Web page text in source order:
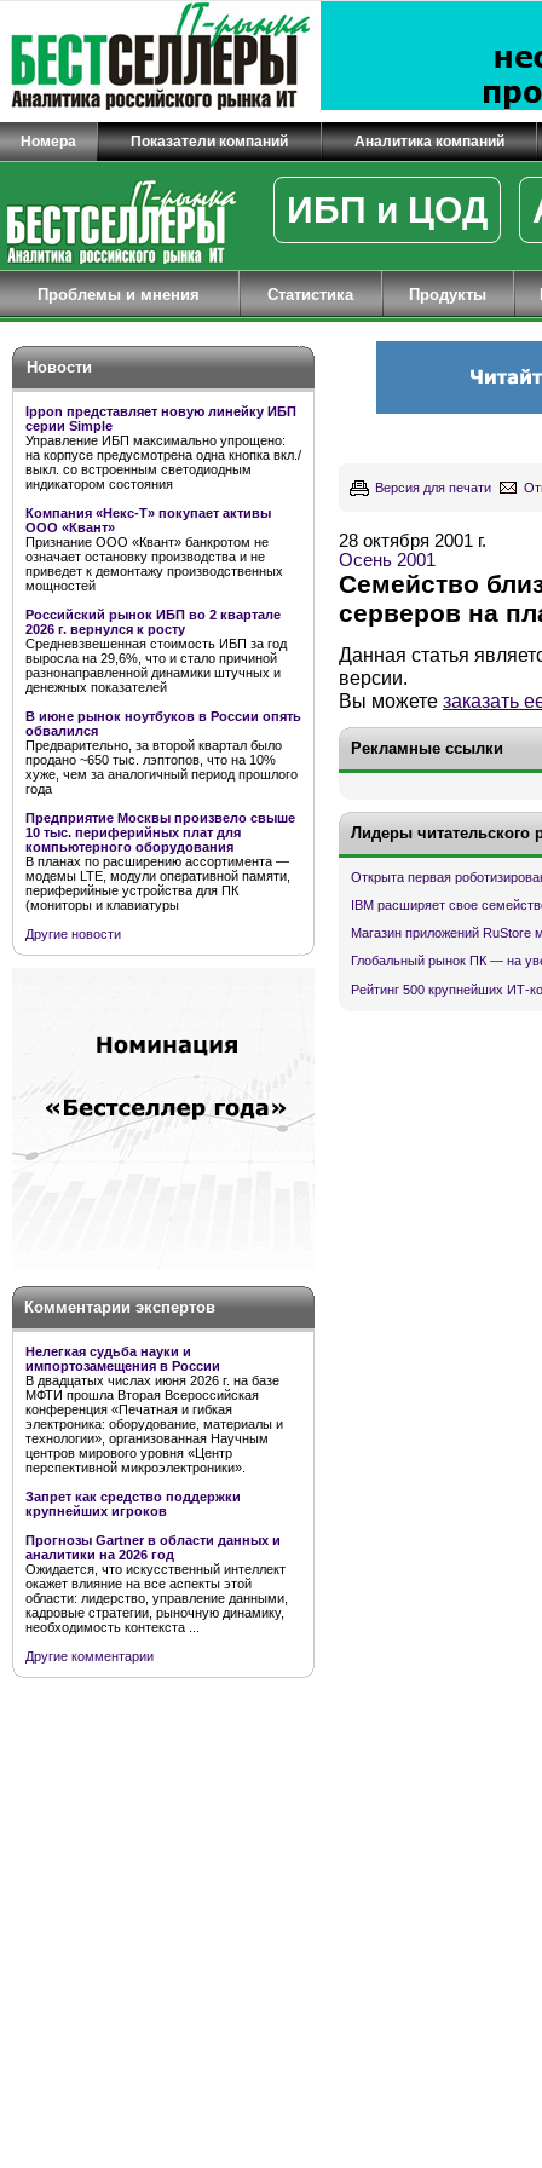
Номера Показатели компаний Аналитика компаний
ИБП и ЦОД
Проблемы и мнения Статистика Продукты
Новости
Ippon представляет новую линейку ИБП
серии Simple
Управление ИБП максимально упрощено:
на корпусе предусмотрена одна кнопка вкл./
выкл. со встроенным светодиодным
индикатором состояния
Компания «Некс-Т» покупает активы
ООО «Квант»
Признание ООО «Квант» банкротом не
означает остановку производства и не
приведет к демонтажу производственных
мощностей
Российский рынок ИБП во 2 квартале
2026 г. вернулся к росту
Средневзвешенная стоимость ИБП за год
выросла на 29,6%, что и стало причиной
разнонаправленной динамики штучных и
денежных показателей
В июне рынок ноутбуков в России опять
обвалился
Предварительно, за второй квартал было
продано ~650 тыс. лэптопов, что на 10%
хуже, чем за аналогичный период прошлого
года
Предприятие Москвы произвело свыше
10 тыс. периферийных плат для
компьютерного оборудования
В планах по расширению ассортимента —
модемы LTE, модули оперативной памяти,
периферийные устройства для ПК
(мониторы и клавиатуры
Другие новости
Комментарии экспертов
Нелегкая судьба науки и
импортозамещения в России
В двадцатых числах июня 2026 г. на базе
МФТИ прошла Вторая Всероссийская
конференция «Печатная и гибкая
электроника: оборудование, материалы и
технологии», организованная Научным
центров мирового уровня «Центр
перспективной микроэлектроники».
Запрет как средство поддержки
крупнейших игроков
Прогнозы Gartner в области данных и
аналитики на 2026 год
Ожидается, что искусственный интеллект
окажет влияние на все аспекты этой
области: лидерство, управление данными,
кадровые стратегии, рыночную динамику,
необходимость контекста ...
Другие комментарии
Версия для печати
28 октября 2001 г.
Осень 2001
Семейство
серверов на
Данная статья
версии.
Вы можете заказать
Рекламные ссылки
Лидеры читательского
Открыта первая
IBM расширяет свое
Магазин приложений RuStore
Глобальный рынок ПК — на
Рейтинг 500 крупнейших ИТ-